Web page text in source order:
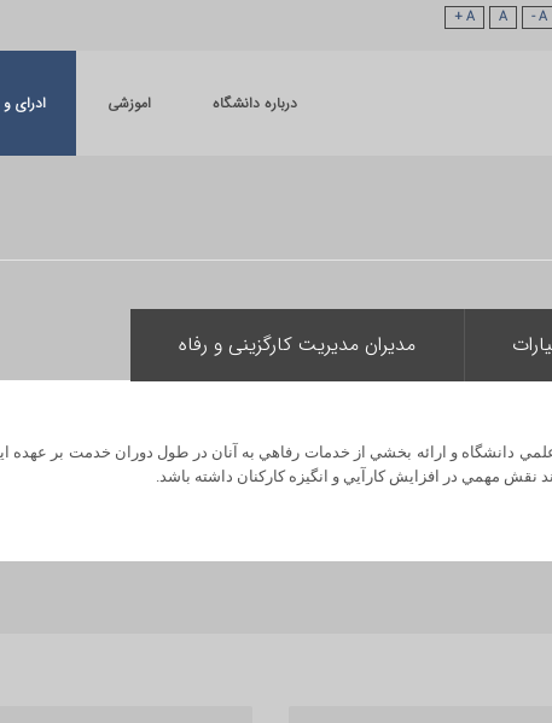
A -
A
A +
درباره دانشگاه اموزشی ادرای
مدیران مدیریت کارگزینی و رفاه
دانشگاه و ارائه بخشي از خدمات رفاهي به آنان در طول دوران خدمت بر عهده
نقش مهمي در افزايش كارآيي و انگيزه كاركنان داشته باشد.